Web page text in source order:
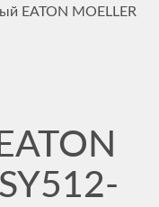
EATON MOELLER